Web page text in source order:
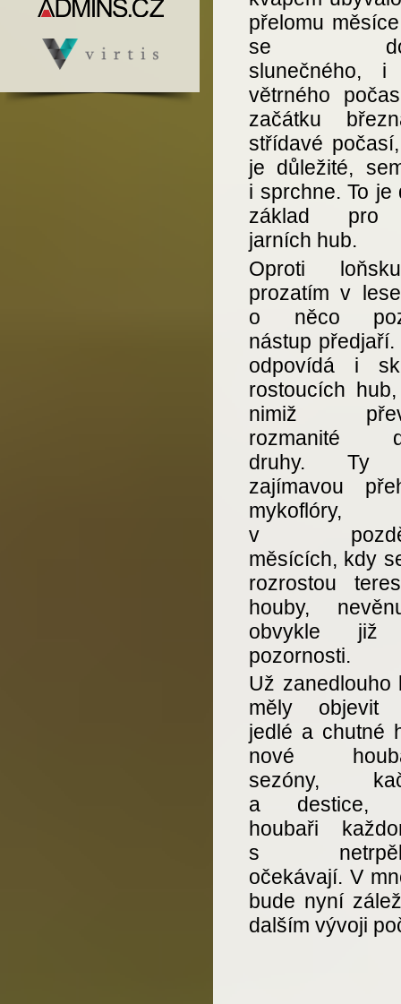
přelomu
se
slunečného, i
větrného
začátku
střídavé
je důležité,
i sprchne. To je
základ pro
jarních hub.
Oproti
prozatím v
o něco
nástup předjaří.
odpovídá i
rostoucích
nimiž
rozmanité
druhy. Ty
zajímavou
mykoflóry,
v
měsících, kdy
rozrostou
houby,
obvykle již
pozornosti.
Už zanedlouho
měly objevit
jedlé a chutné
nové
sezóny,
a destice,
houbaři
s
očekávají. V
bude nyní
dalším vývoji